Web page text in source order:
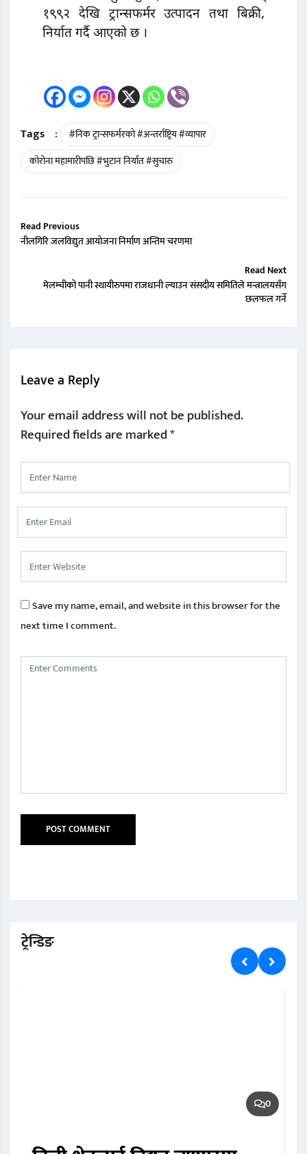
१९९२ देखि ट्रान्सफर्मर उत्पादन तथा बिक्री,
निर्यात गर्दै आएको छ ।
Tags :
#निक ट्रान्सफर्मरको #अन्तर्राष्ट्रिय #व्यापार
कोरोना महामारीपछि #भुटान निर्यात #सुचारु
Read Previous
नीलगिरि जलविद्युत आयोजना निर्माण अन्तिम चरणमा
Read Next
मेलम्चीको पानी स्थायीरुपमा राजधानी ल्याउन संसदीय समितिले मन्त्रालयसँग
छलफल गर्ने
Leave a Reply
Your email address will not be published.
Required fields are marked*
Save my name, email, and website in this browser for the
next time I comment.
ट्रेन्डिङ
0